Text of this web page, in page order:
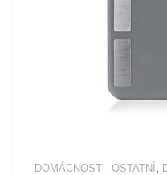
DOMÁCNOST - OSTATNÍ